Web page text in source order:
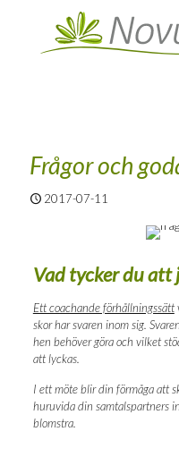
Frå­gor och
2017-07-11
Vad tyc­ker du att
Ett coachan­de för­håll­nings­sätt
skor har sva­ren inom sig.
hen behö­ver göra och vil­ket
att lyckas.
I ett möte blir din för­må­ga att
huruvi­da din sam­tals­part­ners
blomstra.